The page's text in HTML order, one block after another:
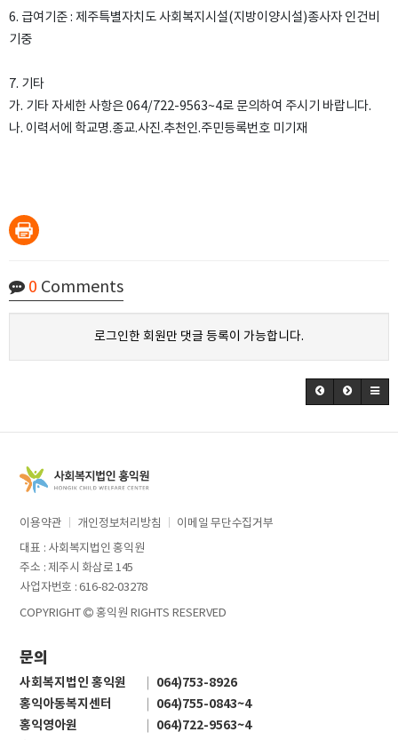
6. 급여기준 : 제주특별자치도 사회복지시설(지방이양시설)종사자 인건비
기중
7. 기타
가. 기타 자세한 사항은 064/722-9563~4로 문의하여 주시기 바랍니다.
나. 이력서에 학교명.종교.사진.추천인.주민등록번호 미기재
0 Comments
로그인한 회원만 댓글 등록이 가능합니다.
이용약관 개인정보처리방침
이메일 무단수집거부
대표 : 사회복지법인 홍익원
주소 : 제주시 화삼로 145
사업자번호 : 616-82-03278
COPYRIGHT
홍익원 RIGHTS RESERVED
문의
사회복지법인 홍익원
064)753-8926
홍익아동복지센터
064)755-0843~4
홍익영아원
064)722-9563~4